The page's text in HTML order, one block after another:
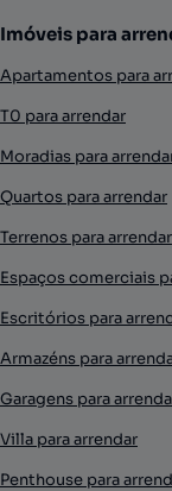
Imóveis para
Apartamentos para
T0 para arrendar
Moradias para
Quartos para arrendar
Terrenos para arrendar
Espaços comerciais
Escritórios para
Armazéns para
Garagens para
Villa para arrendar
Penthouse para